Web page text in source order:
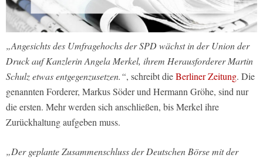
„Angesichts des Umfragehochs der SPD wächst in der Union der
Druck auf Kanzlerin Angela Merkel, ihrem Herausforderer Martin
Schulz etwas entgegenzusetzen.“, schreibt dieBerliner Zeitung. Die
genannten Forderer, Markus Söder und Hermann Gröhe, sind nur
die ersten. Mehr werden sich anschließen, bis Merkel ihre
Zurückhaltung aufgeben muss.
„Der geplante Zusammenschluss der Deutschen Börse mit der